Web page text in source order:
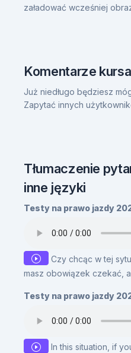
załadować wcześniej
Komentarze
Już niedługo będziesz
Zapytać innych
Tłumaczenie
inne języki
Testy na prawo jazdy
Czy chcąc w tej
masz obowiązek czekać,
Testy na prawo jazdy
In this situation, if